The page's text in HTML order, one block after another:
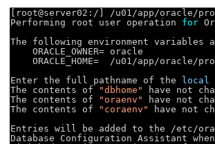
[root@server02:/] /u01/app/oracle/
Performing root user operation for
The following environment variables
ORACLE_OWNER= oracle
ORACLE_HOME= /u01/app/oracle/
Enter the full pathname of the
local
The contents of
"dbhome"
have not
The contents of
"oraenv"
have not
The contents of
"coraenv"
have not
Entries will be added to the /etc/
Database Configuration Assistant